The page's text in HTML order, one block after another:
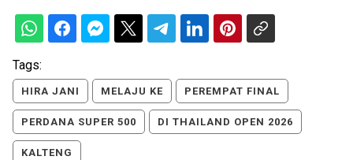
Tags:
HIRA JANI MELAJU KE PEREMPAT FINAL
PERDANA SUPER 500 DI THAILAND OPEN 2026
KALTENG